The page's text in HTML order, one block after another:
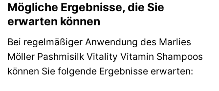
Mögliche Ergebnisse, die Sie
erwarten können
Bei regelmäßiger Anwendung des Marlies
Möller Pashmisilk Vitality Vitamin Shampoos
können Sie folgende Ergebnisse erwarten: